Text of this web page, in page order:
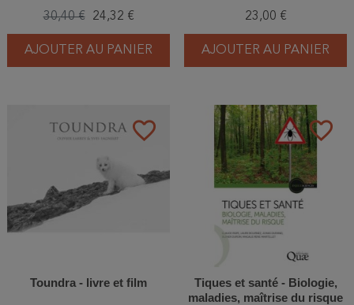
30,40 € 24,32 €
AJOUTER AU PANIER
23,00 €
AJOUTER AU PANIER
favorite_border
Toundra - livre et film
favorite_border
Tiques et santé - Biologie,
maladies, maîtrise du risque